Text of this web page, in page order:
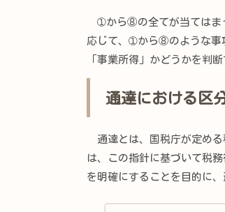
➀から⑧の全てが当てはま
応じて、➀から⑧のような事
「事業所得」かどうかを判
通達における区
通達とは、国税庁が定める
は、この指針に基づいて税
を明確にすることを目的に